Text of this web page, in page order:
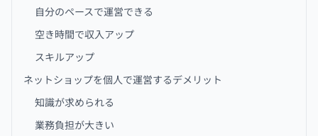
自分のペースで運営できる
空き時間で収入アップ
スキルアップ
ネットショップを個人で運営するデメリット
知識が求められる
業務負担が大きい